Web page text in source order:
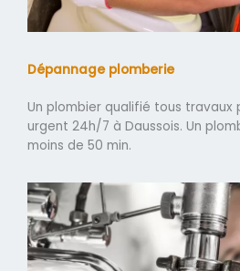
Dépannage plomberie
Un plombier qualifié tous travaux
urgent 24h/7 à Daussois. Un
moins de 50 min.